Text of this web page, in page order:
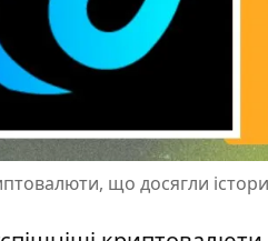
що досягли